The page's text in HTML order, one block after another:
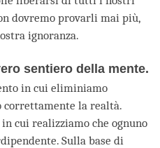
dovremo provarli mai più,
ignoranza.
sentiero della mente.
in cui eliminiamo
correttamente la realtà.
cui realizziamo che ognuno
Sulla base di